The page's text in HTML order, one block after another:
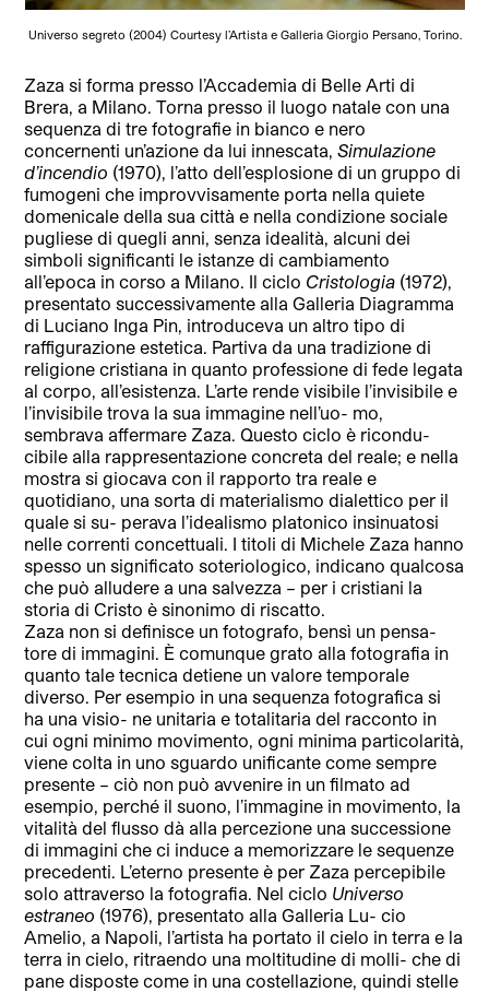
Universo segreto (2004) Courtesy l’Artista e Galleria Giorgio Persano, Torino.
Zaza si forma presso l’Accademia di Belle Arti di
Brera, a Milano. Torna presso il luogo natale con una
sequenza di tre fotografie in bianco e nero
concernenti un’azione da lui innescata,Simulazione
d’incendio (1970), l’atto dell’esplosione di un gruppo di
fumogeni che improvvisamente porta nella quiete
domenicale della sua città e nella condizione sociale
pugliese di quegli anni, senza idealità, alcuni dei
simboli significanti le istanze di cambiamento
all’epoca in corso a Milano. Il ciclo Cristologia (1972),
presentato successivamente alla Galleria Diagramma
di Luciano Inga Pin, introduceva un altro tipo di
raffigurazione estetica. Partiva da una tradizione di
religione cristiana in quanto professione di fede legata
al corpo, all’esistenza. L’arte rende visibile l’invisibile e
l’invisibile trova la sua immagine nell’uo- mo,
sembrava affermare Zaza. Questo ciclo è ricondu-
cibile alla rappresentazione concreta del reale; e nella
mostra si giocava con il rapporto tra reale e
quotidiano, una sorta di materialismo dialettico per il
quale si su- perava l’idealismo platonico insinuatosi
nelle correnti concettuali. I titoli di Michele Zaza hanno
spesso un significato soteriologico, indicano qualcosa
che può alludere a una salvezza – per i cristiani la
storia di Cristo è sinonimo di riscatto.
Zaza non si definisce un fotografo, bensì un pensa-
tore di immagini. È comunque grato alla fotografia in
quanto tale tecnica detiene un valore temporale
diverso. Per esempio in una sequenza fotografica si
ha una visio- ne unitaria e totalitaria del racconto in
cui ogni minimo movimento, ogni minima particolarità,
viene colta in uno sguardo unificante come sempre
presente – ciò non può avvenire in un filmato ad
esempio, perché il suono, l’immagine in movimento, la
vitalità del flusso dà alla percezione una successione
di immagini che ci induce a memorizzare le sequenze
precedenti. L’eterno presente è per Zaza percepibile
solo attraverso la fotografia. Nel ciclo Universo
estraneo (1976), presentato alla Galleria Lu- cio
Amelio, a Napoli, l’artista ha portato il cielo in terra e la
terra in cielo, ritraendo una moltitudine di molli- che di
pane disposte come in una costellazione, quindi stelle